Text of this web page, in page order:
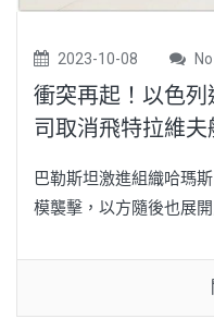
2023-10-08
衝突再起！以色
司取消飛特拉維夫
巴勒斯坦激進組織哈瑪
模襲擊，以方隨後也展開